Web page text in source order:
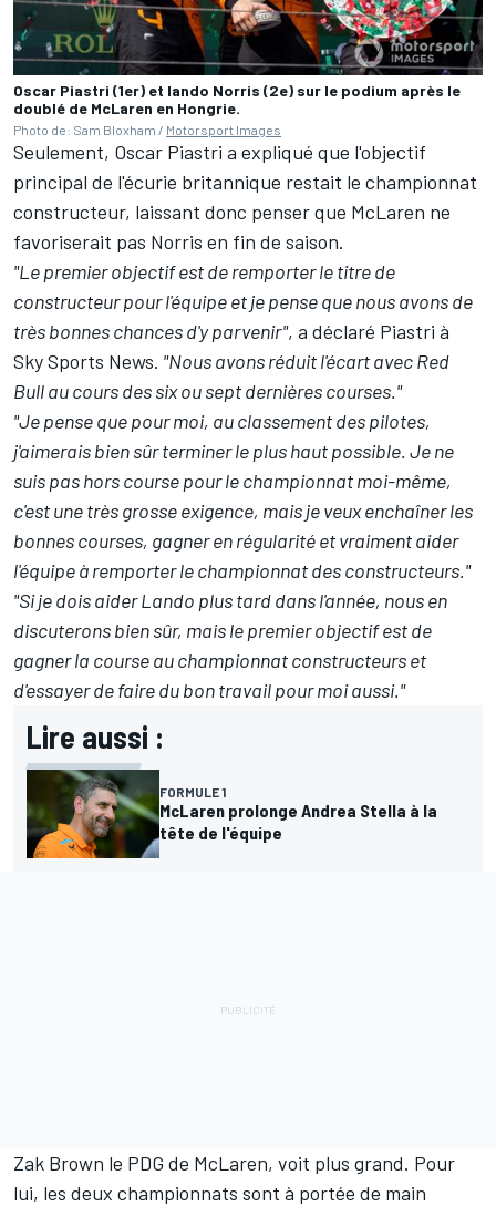
Oscar Piastri (1er) et lando Norris (2e) sur le podium après le
doublé de McLaren en Hongrie.
Photo de: Sam Bloxham / Motorsport Images
Seulement, Oscar Piastri a expliqué que l'objectif
principal de l'écurie britannique restait le championnat
constructeur, laissant donc penser que McLaren ne
favoriserait pas Norris en fin de saison.
"Le premier objectif est de remporter le titre de
constructeur pour l'équipe et je pense que nous avons de
très bonnes chances d'y parvenir", a déclaré Piastri à
Sky Sports News. "Nous avons réduit l'écart avec Red
Bull au cours des six ou sept dernières courses."
"Je pense que pour moi, au classement des pilotes,
j'aimerais bien sûr terminer le plus haut possible. Je ne
suis pas hors course pour le championnat moi-même,
c'est une très grosse exigence, mais je veux enchaîner les
bonnes courses, gagner en régularité et vraiment aider
l'équipe à remporter le championnat des constructeurs."
"Si je dois aider Lando plus tard dans l'année, nous en
discuterons bien sûr, mais le premier objectif est de
gagner la course au championnat constructeurs et
d'essayer de faire du bon travail pour moi aussi."
Lire aussi :
FORMULE 1
McLaren prolonge Andrea Stella à la
tête de l'équipe
Zak Brown le PDG de McLaren, voit plus grand. Pour
lui, les deux championnats sont à portée de main